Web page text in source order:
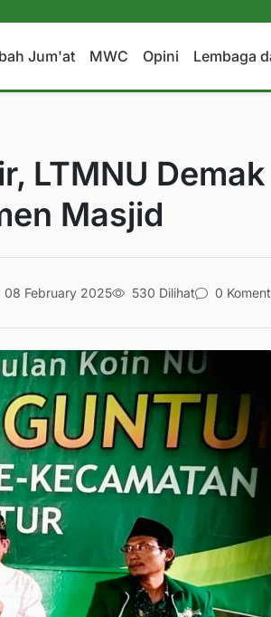
Jum'at MWC Opini Lembaga
LTMNU Demak
Masjid
08 February 2025 530 Dilihat 0